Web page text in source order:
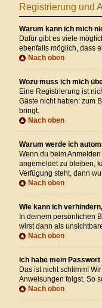
Registrierung und
Warum kann ich mich
Dafür gibt es viele
ebenfalls möglich, dass
Nach oben
Wozu muss ich mich
Eine Registrierung ist
Gäste nicht haben: zum
bringt.
Nach oben
Warum werde ich
Wenn du beim
angemeldet zu bleiben,
Verfügung steht, dann
Nach oben
Wie kann ich
In deinem persönlichen
wirst dann als
Nach oben
Ich habe mein
Das ist nicht schlimm!
Anweisungen folgst. So
Nach oben